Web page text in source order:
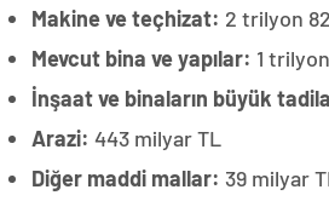
Makine ve teçhizat: 2 trilyon
Mevcut bina ve yapılar: 1
İnşaat ve binaların büyük
Arazi: 443 milyar TL
Diğer maddi mallar: 39 milyar